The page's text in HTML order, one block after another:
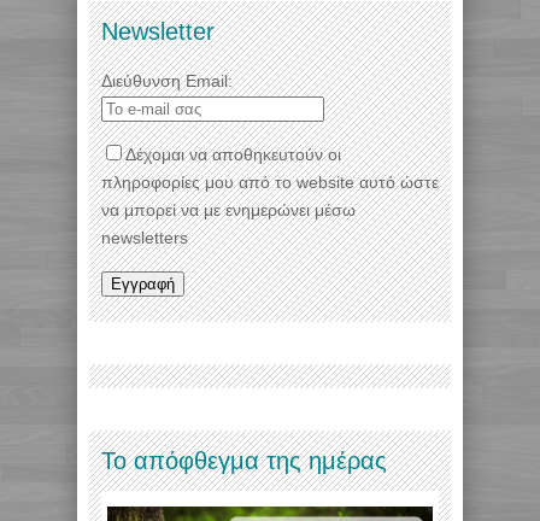
Newsletter
Διεύθυνση Email:
Δέχομαι να αποθηκευτούν οι
πληροφορίες μου από το website αυτό ώστε
να μπορεί να με ενημερώνει μέσω
newsletters
Το απόφθεγμα της ημέρας